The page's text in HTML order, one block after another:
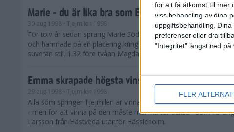
för att få åtkomst till mer
viss behandling av dina
uppgiftsbehandling.
preferenser eller dra
"Integritet" längst ned på
FLER
Marie - du är lika bra som Evy!
30 aug 1998 • Tjejmilen 1998
För tolv år sedan sprang Marie Söderström Lundberg sitt första
och hamnade på en placering kring 700. På söndagen vann hon
suverän stil, 1.32 före tvåan Magdalena Thorsell.
Emma skrapade högsta vinsten
29 aug 1998 • Tjejmilen 1998
Alla som springer Tjejmilen är vinnare heter det ju. Alla får också
- men för att vinna på den måste man ha tur också - som 18-
Larsson från Hästveda utanför Hässleholm.